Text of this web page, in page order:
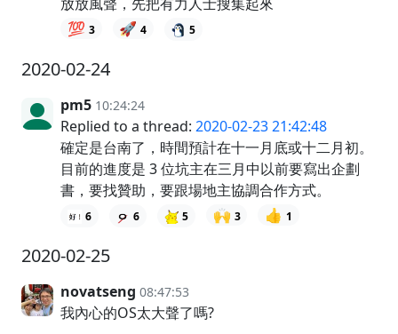
💯 3 🚀 4 5
2020-02-24
pm5 10:24:24
Replied to a thread: 2020-02-23 21:42:48
確定是台南了，時間預計在十一月底或十二月初。
目前的進度是 3 位坑主在三月中以前要寫出企劃
書，要找贊助，要跟場地主協調合作方式。
6 6 5 🙌 3 👍 1
2020-02-25
novatseng 08:47:53
我內心的OS太大聲了嗎?